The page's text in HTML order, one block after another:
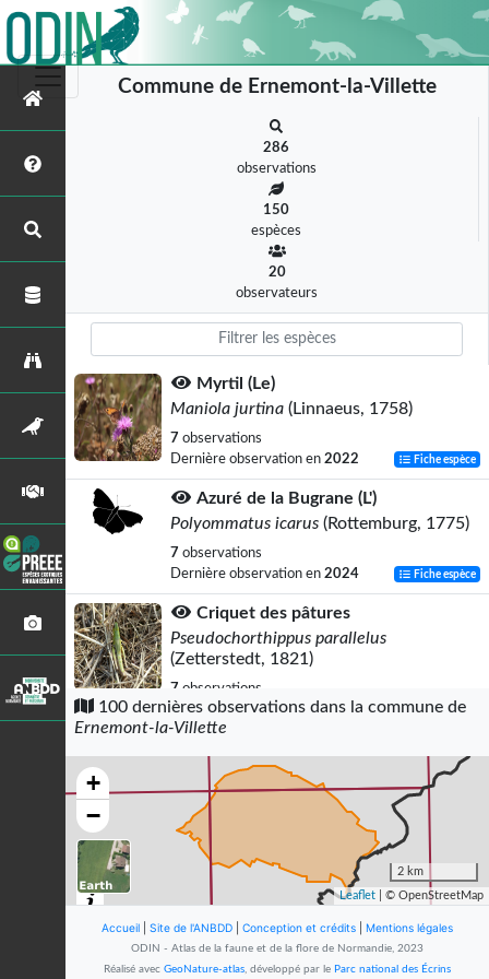
Commune de Ernemont-la-Villette
286
observations
150
espèces
20
observateurs
Myrtil (Le)
Maniola jurtina (Linnaeus, 1758)
7 observations
Dernière observation en 2022 Fiche espèce
Azuré de la Bugrane (L')
Polyommatus icarus (Rottemburg, 1775)
7 observations
Dernière observation en 2024 Fiche espèce
Criquet des pâtures
Pseudochorthippus parallelus
(Zetterstedt, 1821)
7 observations
Dernière observation en2022 Fiche espèce
Vulpes vulpes
(Linnaeus, 1758)
observations
Dernière observation en
2022
Grande Sauterelle verte
Tettigonia viridissima(Linnaeus, 1758)
Dernière observation en
100 dernières observations dans la commune de
Ernemont-la-Villette
+
−
2 km
Leaflet | © OpenStreetMap
Accueil Site de l'ANBDD Conception et crédits Mentions légales
ODIN - Atlas de la faune et de la flore de Normandie, 2023
Réalisé avec GeoNature-atlas, développé par le Parc national des Écrins